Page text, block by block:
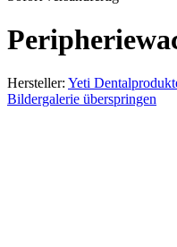
Hersteller: Yeti
Bildergalerie überspringen